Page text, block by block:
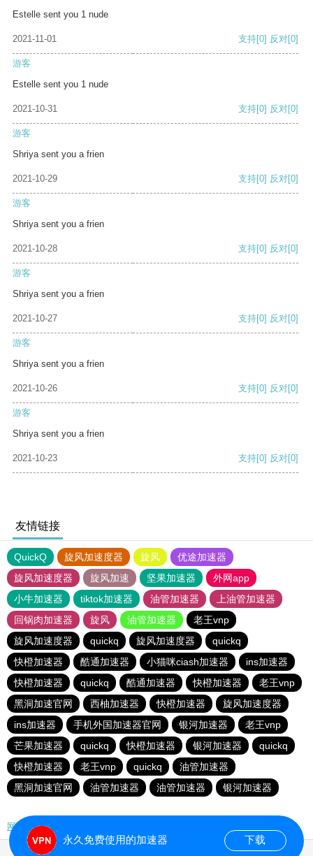
Estelle sent you 1 nude
2021-11-01 支持[0] 反对[0]
游客
Estelle sent you 1 nude
2021-10-31 支持[0] 反对[0]
游客
Shriya sent you a frien
2021-10-29 支持[0] 反对[0]
游客
Shriya sent you a frien
2021-10-28 支持[0] 反对[0]
游客
Shriya sent you a frien
2021-10-27 支持[0] 反对[0]
游客
Shriya sent you a frien
2021-10-26 支持[0] 反对[0]
游客
Shriya sent you a frien
2021-10-23 支持[0] 反对[0]
友情链接
QuickQ 旋风加速度器 旋风
优途加速器
旋风加速度器
旋风加速 坚果加速器
外网app
小牛加速器
tiktok加速器 油管加速器
上油管加速器
回锅肉加速器
旋风 油管加速器
老王vnp
旋风加速度器
quickq 旋风加速度器
quickq
快橙加速器
酷通加速器 小猫咪ciash加速器
ins加速器
快橙加速器
quickq 酷通加速器 快橙加速器
老王vnp
黑洞加速官网
西柚加速器 快橙加速器
旋风加速度器
ins加速器
手机外国加速器官网 银河加速器
老王vnp
芒果加速器
quickq 快橙加速器 银河加速器
quickq
快橙加速器
老王vnp quickq
油管加速器
黑洞加速官网
油管加速器 油管加速器 银河加速器
网站地图
永久免费使用的加速器 下载